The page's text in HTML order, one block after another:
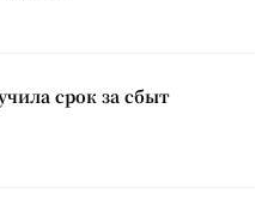
срок за сбыт